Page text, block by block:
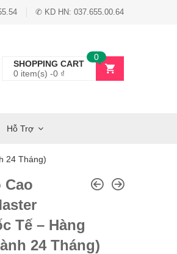
✆ KD HN: 037.655.00.64
SHOPPING CART
0 item(s) -0 ₫
0
Hỗ Trợ
24 Tháng)
Cao
Tế – Hàng
24 Tháng)